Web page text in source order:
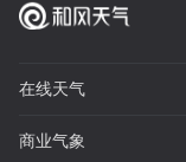
在线天气
商业气象